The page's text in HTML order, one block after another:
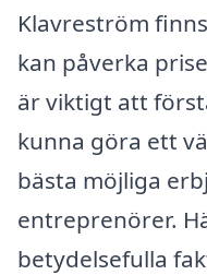
Klavreström
kan påverka
är viktigt att
kunna göra ett
bästa möjliga
entreprenörer.
betydelsefulla